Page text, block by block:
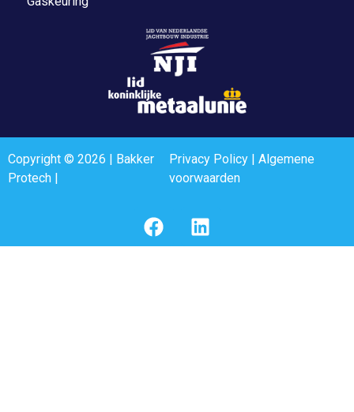
Copyright © 2026 | Bakker
Protech |
Privacy Policy| Algemene
voorwaarden